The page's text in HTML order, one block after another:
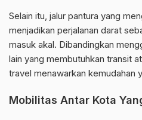
Selain itu, jalur pantura yang
menjadikan perjalanan darat
masuk akal. Dibandingkan
lain yang membutuhkan transit
travel menawarkan kemudahan
Mobilitas Antar Kota